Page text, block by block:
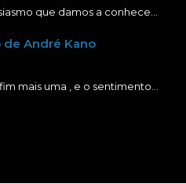
de André Kano